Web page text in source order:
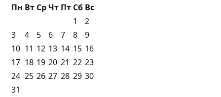
Пн Вт СрЧт Пт Сб Вс
1
2
3
4 5 6 7 8
9
10 11 12 13 14 15 16
17 18 19 20 21 22 23
24 25 26 27 28 29 30
31